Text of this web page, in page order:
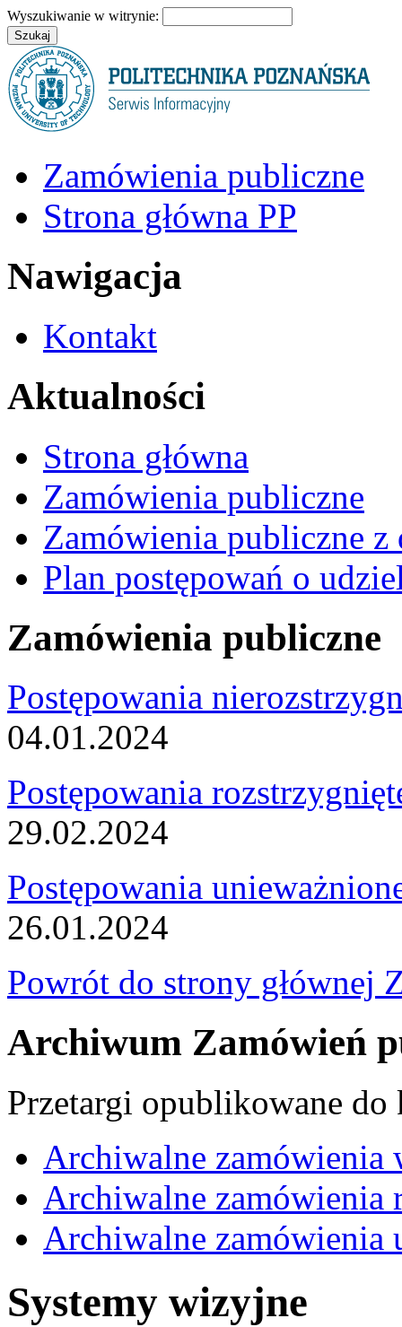
Wyszukiwanie w witrynie:
Zamówienia publiczne
Strona główna PP
Nawigacja
Kontakt
Aktualności
Strona główna
Zamówienia publiczne
Zamówienia publiczne
Plan postępowań o
Zamówienia publiczne
Postępowania
04.01.2024
Postępowania
29.02.2024
Postępowania
26.01.2024
Powrót do strony głównej
Archiwum Zamówień
Przetargi opublikowane do
Archiwalne zamówienia
Archiwalne zamówienia
Archiwalne zamówienia
Systemy wizyjne